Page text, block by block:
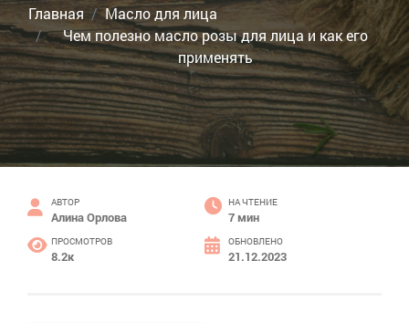
Главная
Масло для лица
Чем полезно масло розы для лица и как его
применять
АВТОР
Алина Орлова
НА ЧТЕНИЕ
7 мин
ПРОСМОТРОВ
8.2к
ОБНОВЛЕНО
21.12.2023